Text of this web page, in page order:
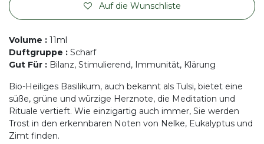
Auf die Wunschliste
Volume : 11ml
Duftgruppe : Scharf
Gut Für : Bilanz, Stimulierend, Immunität, Klärung
Bio-Heiliges Basilikum, auch bekannt als Tulsi, bietet eine
süße, grüne und würzige Herznote, die Meditation und
Rituale vertieft. Wie einzigartig auch immer, Sie werden
Trost in den erkennbaren Noten von Nelke, Eukalyptus und
Zimt finden.